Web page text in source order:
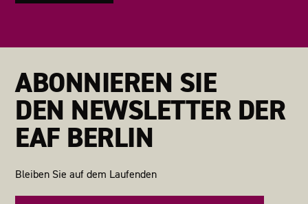
ABONNIEREN SIE
DEN NEWSLETTER DER
EAF BERLIN
Bleiben Sie auf dem Laufenden